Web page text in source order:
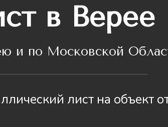
в Верее
и по Московской
лист на объект